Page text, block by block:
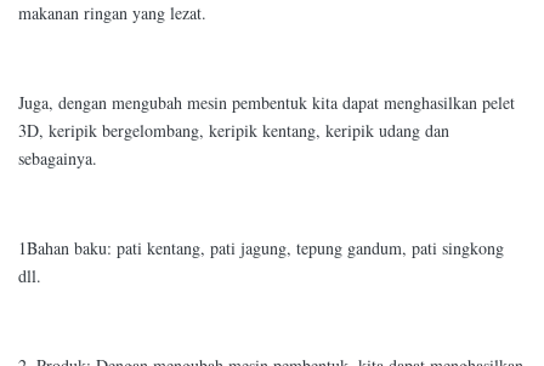
makanan ringan yang lezat.
Juga, dengan mengubah mesin pembentuk kita dapat menghasilkan pelet
3D, keripik bergelombang, keripik kentang, keripik udang dan
sebagainya.
1Bahan baku: pati kentang, pati jagung, tepung gandum, pati singkong
dll.